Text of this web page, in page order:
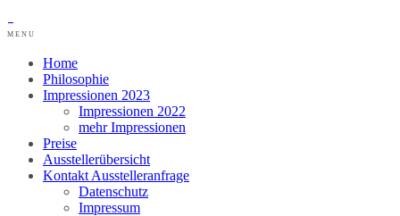
MENU
Home
Philosophie
Impressionen 2023
Impressionen 2022
mehr Impressionen
Preise
Ausstellerübersicht
Kontakt Ausstelleranfrage
Datenschutz
Impressum